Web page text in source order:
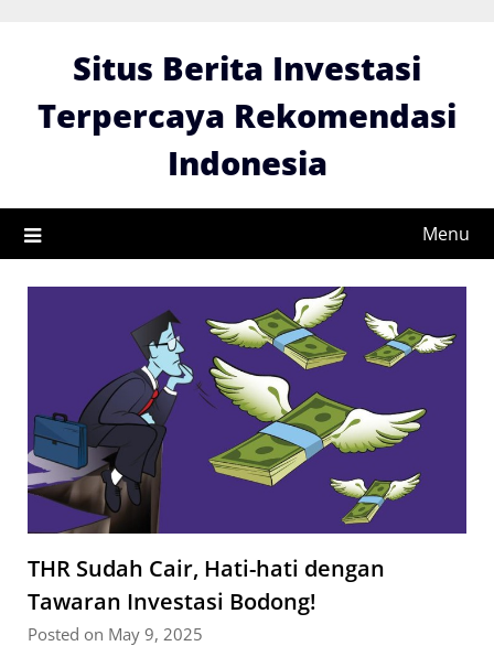
Situs Berita Investasi
Terpercaya Rekomendasi
Indonesia
Menu
THR Sudah Cair, Hati-hati dengan
Tawaran Investasi Bodong!
Posted on May 9, 2025